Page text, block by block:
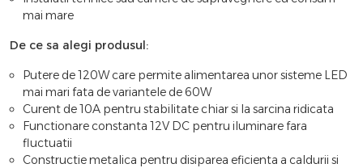
mai mare
De ce sa alegi produsul:
Putere de 120W care permite alimentarea unor sisteme LED
mai mari fata de variantele de 60W
Curent de 10A pentru stabilitate chiar si la sarcina ridicata
Functionare constanta 12V DC pentru iluminare fara
fluctuatii
Constructie metalica pentru disiparea eficienta a caldurii si